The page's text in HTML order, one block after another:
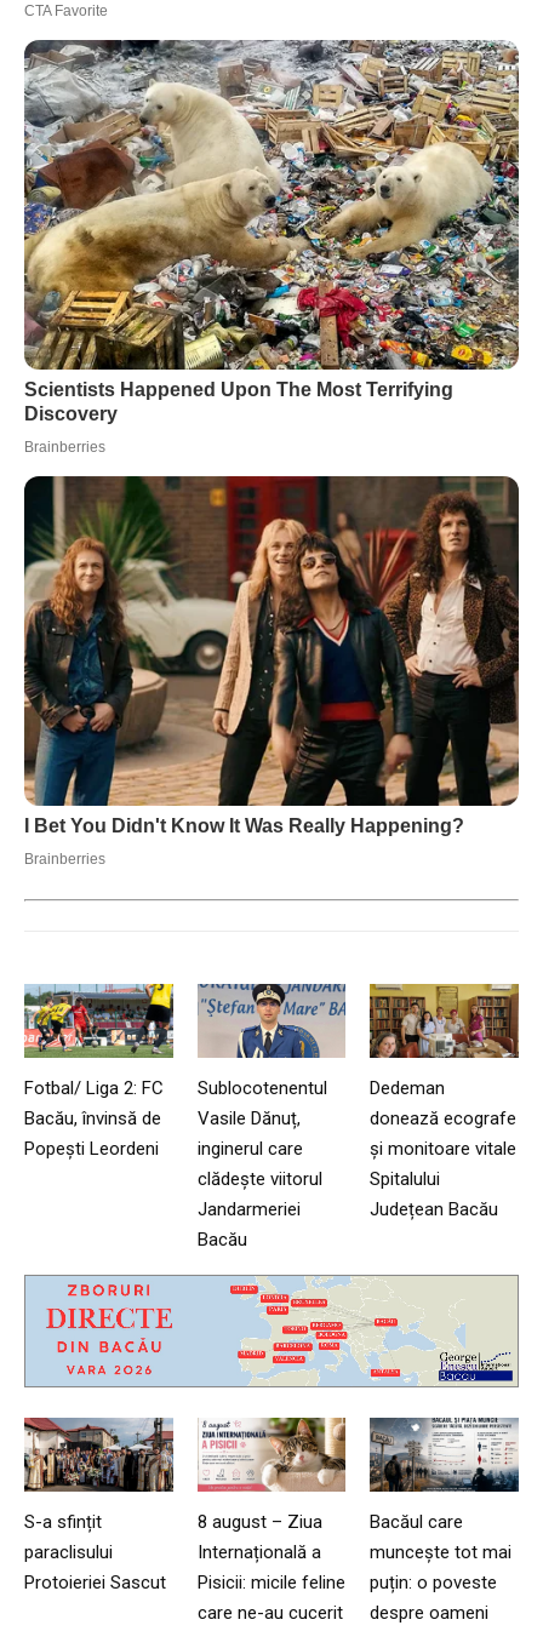
Fotbal/ Liga 2: FC
Bacău, învinsă de
Popești Leordeni
Sublocotenentul
Vasile Dănuț,
inginerul care
clădește viitorul
Jandarmeriei
Bacău
Dedeman
donează ecografe
și monitoare vitale
Spitalului
Județean Bacău
S-a sfințit
paraclisului
Protoieriei Sascut
8 august – Ziua
Internațională a
Pisicii: micile feline
care ne-au cucerit
Bacăul care
muncește tot mai
puțin: o poveste
despre oameni